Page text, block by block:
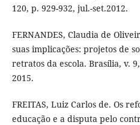
120, p. 929-932, jul.-set.2012.
FERNANDES, Claudia de
suas implicações: projetos de
retratos da escola. Brasília, v.
2015.
FREITAS, Luiz Carlos de. Os
educação e a disputa pelo